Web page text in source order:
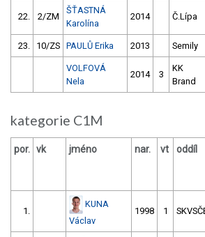
22. 2/ZM
ŠŤASTNÁ
Karolína
2014 Č.Lípa
23. 10/ZS PAULŮ Erika 2013 Semily
VOLFOVÁ
Nela
2014 3
KK
Brand
kategorie C1M
por. vk jméno nar. vt oddíl
1.
KUNA
Václav
1998 1